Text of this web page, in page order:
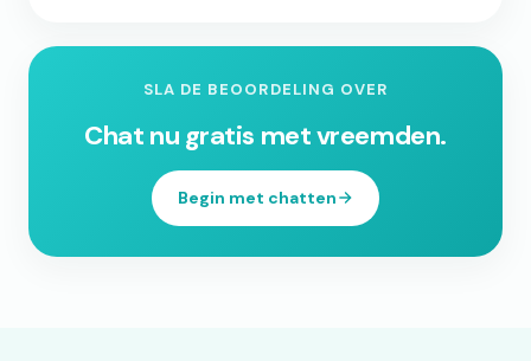
SLA DE BEOORDELING OVER
Chat nu gratis met vreemden.
Begin met chatten